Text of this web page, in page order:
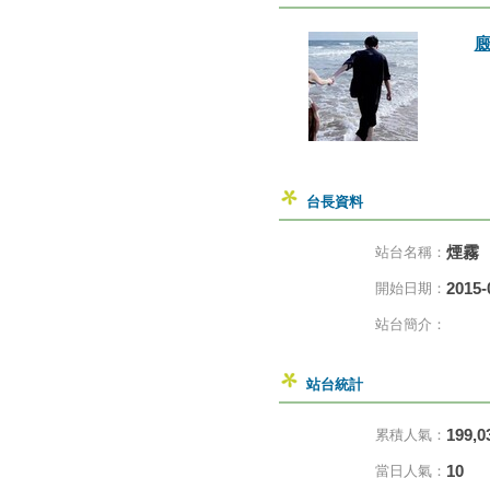
廄
台長資料
站台名稱： 煙霧
開始日期：
站台簡介：
站台統計
累積人氣：
當日人氣： 10